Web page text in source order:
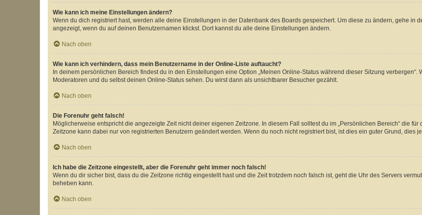
Wie kann ich meine Einstellungen ändern?
Wenn du dich registriert hast, werden alle deine Einstellungen in der Datenbank des Boards gespeichert. Um diese zu ändern, gehe in
angezeigt, wenn du auf deinen Benutzernamen klickst. Dort kannst du alle deine Einstellungen ändern.
Nach oben
Wie kann ich verhindern, dass mein Benutzername in der Online-Liste auftaucht?
In deinem persönlichen Bereich findest du in den Einstellungen eine Option „Meinen Online-Status während dieser Sitzung
Moderatoren und du selbst deinen Online-Status sehen. Du wirst dann als unsichtbarer Besucher gezählt.
Nach oben
Die Forenuhr geht falsch!
Möglicherweise entspricht die angezeigte Zeit nicht deiner eigenen Zeitzone. In diesem Fall solltest du im „Persönlichen Bereich“ die
Zeitzone kann dabei nur von registrierten Benutzern geändert werden. Wenn du noch nicht registriert bist, ist dies ein guter Grund, dies
Nach oben
Ich habe die Zeitzone eingestellt, aber die Forenuhr geht immer noch falsch!
Wenn du dir sicher bist, dass du die Zeitzone richtig eingestellt hast und die Zeit trotzdem noch falsch ist, geht die Uhr des Servers
beheben kann.
Nach oben